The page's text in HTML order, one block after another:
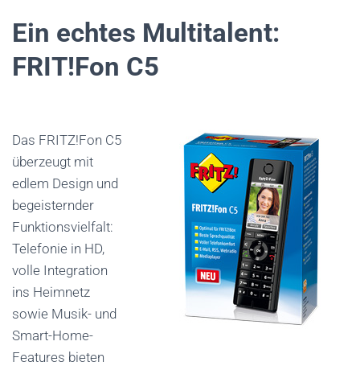
Ein echtes Multitalent:
FRIT!Fon C5
Das FRITZ!Fon C5
überzeugt mit
edlem Design und
begeisternder
Funktionsvielfalt:
Telefonie in HD,
volle Integration
ins Heimnetz
sowie Musik- und
Smart-Home-
Features bieten